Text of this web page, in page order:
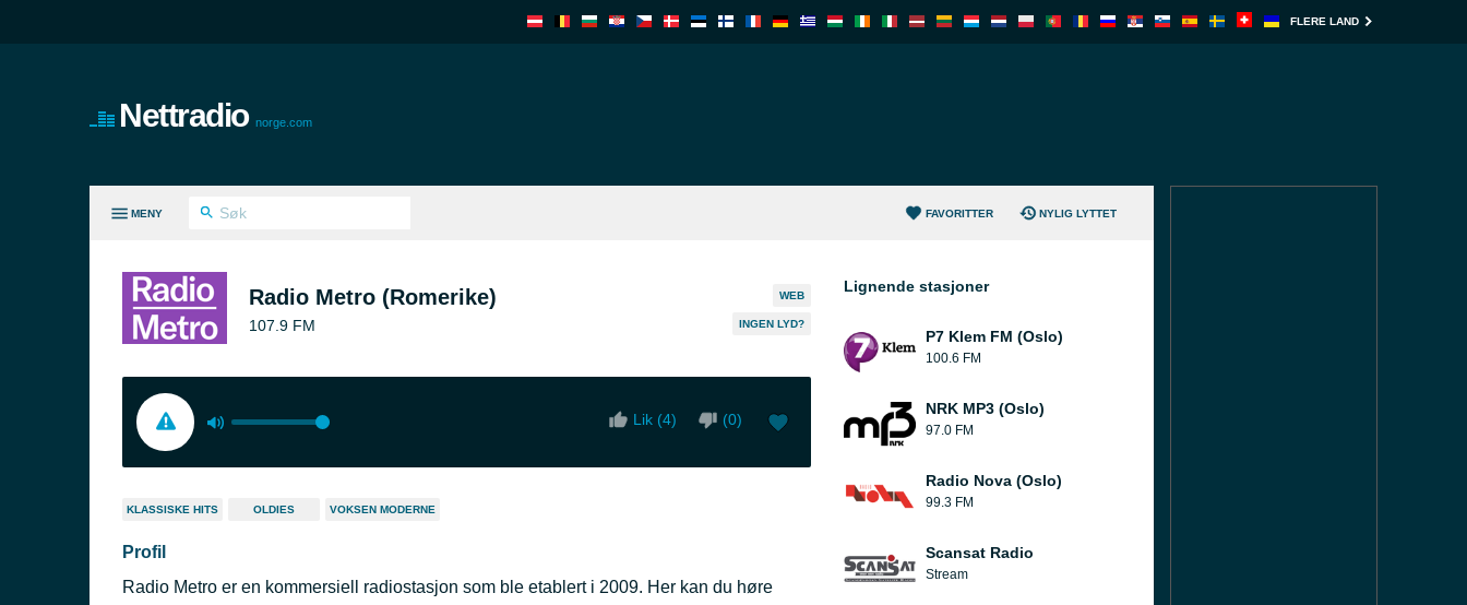
FLERE LAND
Nettradio norge.com
MENY FAVORITTER NYLIG LYTTET
Radio Metro (Romerike)
107.9 FM
WEB
INGEN LYD?
Lik (4) (0)
KLASSISKE HITS OLDIES VOKSEN MODERNE
Profil
Radio Metro er en kommersiell radiostasjon som ble etablert i 2009. Her kan du høre
Lignende stasjoner
P7 Klem FM (Oslo)
100.6 FM
NRK MP3 (Oslo)
97.0 FM
Radio Nova (Oslo)
99.3 FM
Scansat Radio
Stream